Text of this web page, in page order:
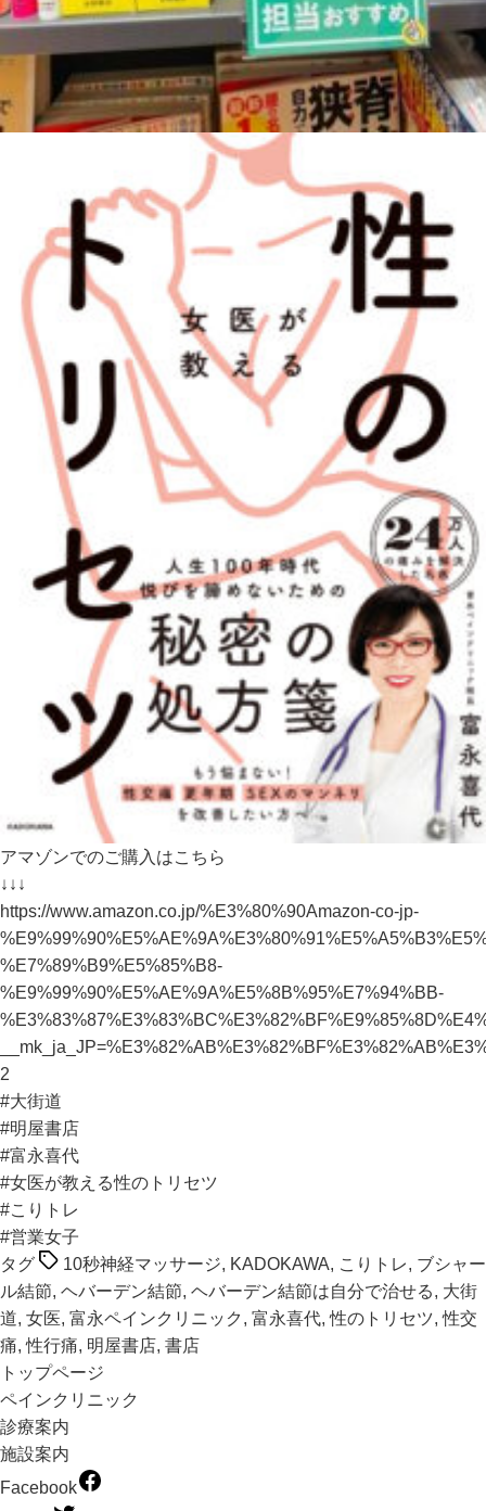
アマゾンでのご購入はこちら
↓↓↓
https://www.amazon.co.jp/%E3%80%90Amazon-co-jp-
%E7%89%B9%E5%85%B8-
%E9%99%90%E5%AE%9A%E5%8B%95%E7%94%BB-
2
#大街道
#明屋書店
#富永喜代
#女医が教える性のトリセツ
#こりトレ
#営業女子
タグ
10秒神経マッサージ, KADOKAWA, こりトレ, ブシャー
ル結節, ヘバーデン結節, ヘバーデン結節は自分で治せる, 大街
道, 女医, 富永ペインクリニック , 富永喜代,性のトリセツ,性交
痛,性行痛, 明屋書店, 書店
トップページ
ペインクリニック
診療案内
施設案内
Facebook